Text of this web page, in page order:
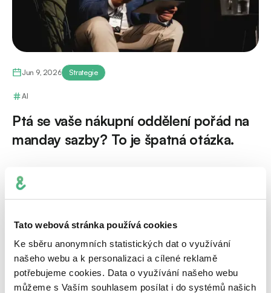
Tato webová stránka používá cookies
Ke sběru anonymních statistických dat o využívání
našeho webu a k personalizaci a cílené reklamě
potřebujeme cookies. Data o využívání našeho webu
můžeme s Vaším souhlasem posílat i do systémů našich
Jun 9, 2026 Strategie
AI
Ptá se vaše nákupní oddělení pořád na
manday sazby? To je špatná otázka.